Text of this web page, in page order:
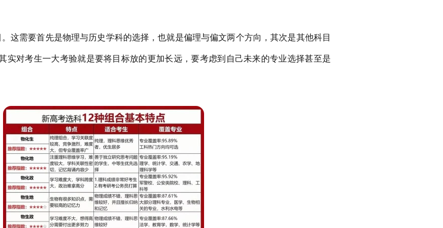
。这需要首先是物理与历史学科的选择，也就是偏理与偏文两个方向，其次是其他科目
实对考生一大考验就是要将目标放的更加长远，要考虑到自己未来的专业选择甚至是